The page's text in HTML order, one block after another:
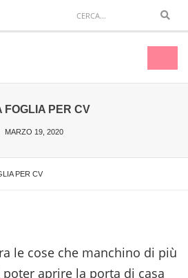
FOGLIA PER CV
MARZO 19, 2020
PER CV
le cose che manchino di più
aprire la porta di casa